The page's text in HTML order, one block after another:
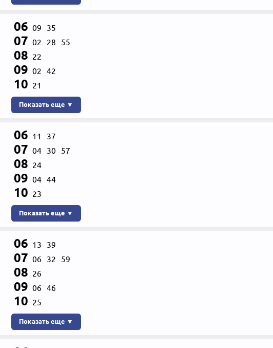
06 09 35
07 02 28 55
08 22
09 02 42
10 21
Показать еще ▼
06 11 37
07 04 30 57
08 24
09 04 44
10 23
Показать еще ▼
06 13 39
07 06 32 59
08 26
09 06 46
10 25
Показать еще ▼